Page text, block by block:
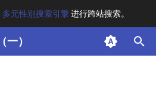
元性别搜索引擎进行跨站搜索。
）